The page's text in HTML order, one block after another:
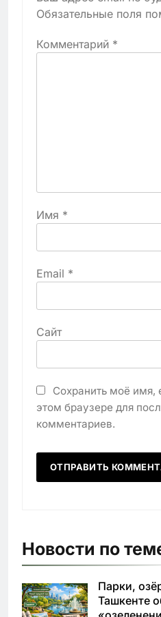
Обязательные поля
Комментарий *
Имя *
Email *
Сайт
Сохранить моё имя,
этом браузере для
комментариев.
Новости по
Парки,
Ташкенте